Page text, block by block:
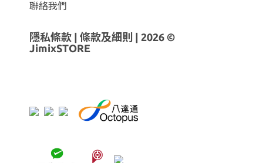
聯絡我們
隱私條款 條款及細則
| 2026 ©
JimixSTORE